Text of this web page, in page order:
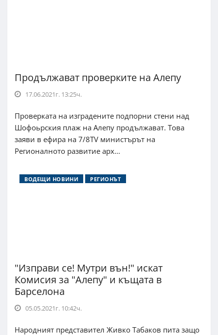
Продължават проверките на Алепу
17.06.2021г. 13:25ч.
Проверката на изградените подпорни стени над
Шофоьрския плаж на Алепу продължават. Това
заяви в ефира на 7/8TV министърът на
Регионалното развитие арх...
ВОДЕЩИ НОВИНИ РЕГИОНЪТ
"Изправи се! Мутри вън!" искат
Комисия за "Алепу" и къщата в
Барселона
05.05.2021г. 10:42ч.
Народният представител Живко Табаков пита защо